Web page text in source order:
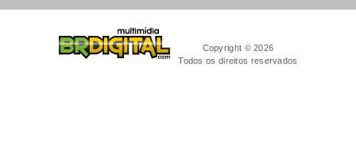
Copyright © 2026
Todos os direitos reservados